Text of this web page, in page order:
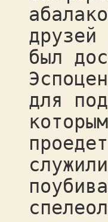
был
для